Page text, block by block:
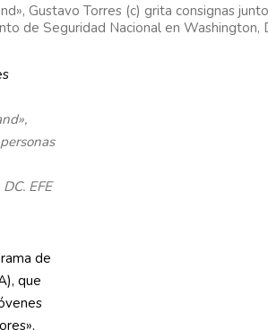
Gustavo Torres (c) grita consignas
de Seguridad Nacional en Washington,
EFE
de
que